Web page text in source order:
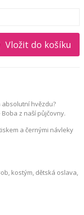
absolutní hvězdu?
z naší půjčovny.
a černými návleky
kostým, dětská oslava,